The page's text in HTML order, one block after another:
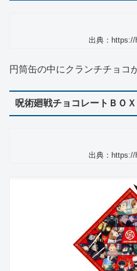
出典：https://
円筒缶の中にクランチチョコ
呪術廻戦チョコレートＢＯ
出典：https://